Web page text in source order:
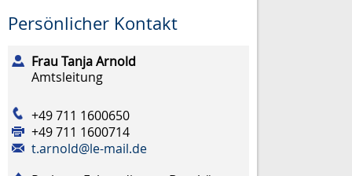
Persönlicher Kontakt
FrauTanjaArnold
Amtsleitung
+49 711 1600650
+49 711 1600714
t.arnold@le-mail.de